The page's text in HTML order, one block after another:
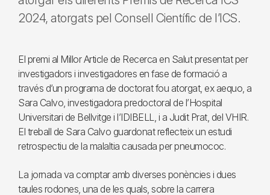
2024, atorgats pel Consell Científic de l’ICS.
El premi al Millor Article de Recerca en Salut presentat per
investigadors i investigadores en fase de formació a
través d’un programa de doctorat fou atorgat, ex aequo, a
Sara Calvo, investigadora predoctoral de l’Hospital
Universitari de Bellvitge i l’IDIBELL, i a Judit Prat, del VHIR.
El treball de Sara Calvo guardonat reflecteix un estudi
retrospectiu de la malaltia causada per pneumococ.
La jornada va comptar amb diverses ponències i dues
taules rodones, una de les quals, sobre la carrera